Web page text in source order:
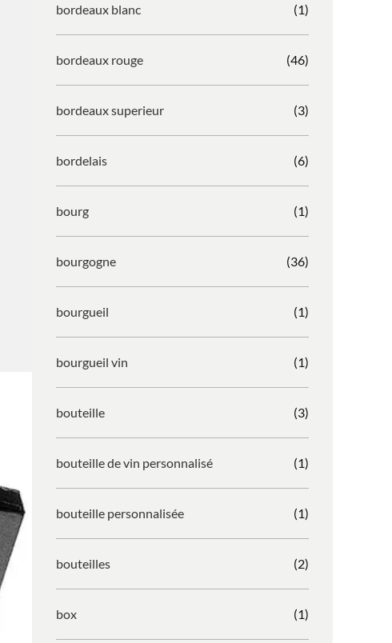
bordeaux blanc (1)
bordeaux rouge (46)
bordeaux superieur (3)
bordelais (6)
bourg (1)
bourgogne (36)
bourgueil (1)
bourgueil vin (1)
bouteille (3)
bouteille de vin personnalisé (1)
bouteille personnalisée (1)
bouteilles (2)
box (1)